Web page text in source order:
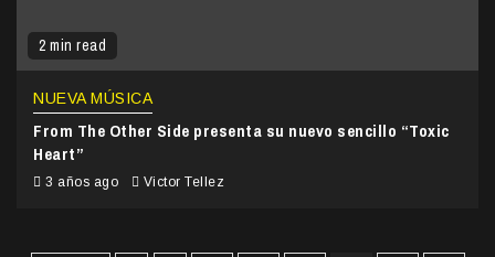
2 min read
NUEVA MÚSICA
From The Other Side presenta su nuevo sencillo “Toxic
Heart”
3 años ago Victor Tellez